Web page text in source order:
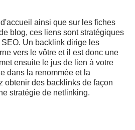
ainsi que sur les fiches
blog, ces liens sont stratégiques
Un backlink dirige les
vers le vôtre et il est donc une
ensuite le jus de lien à votre
dans la renommée et la
obtenir des backlinks de façon
stratégie de netlinking.